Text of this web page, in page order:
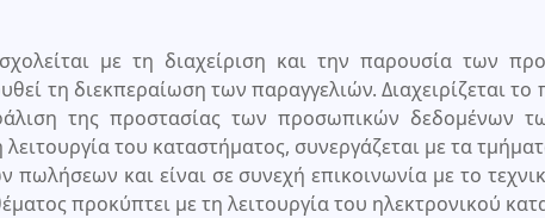
με τη διαχείριση και την παρουσία των
τη διεκπεραίωση των παραγγελιών. Διαχειρίζεται το
της προστασίας των προσωπικών δεδομένων
λειτουργία του καταστήματος, συνεργάζεται με τα
και είναι σε συνεχή επικοινωνία με το
προκύπτει με τη λειτουργία του ηλεκτρονικού